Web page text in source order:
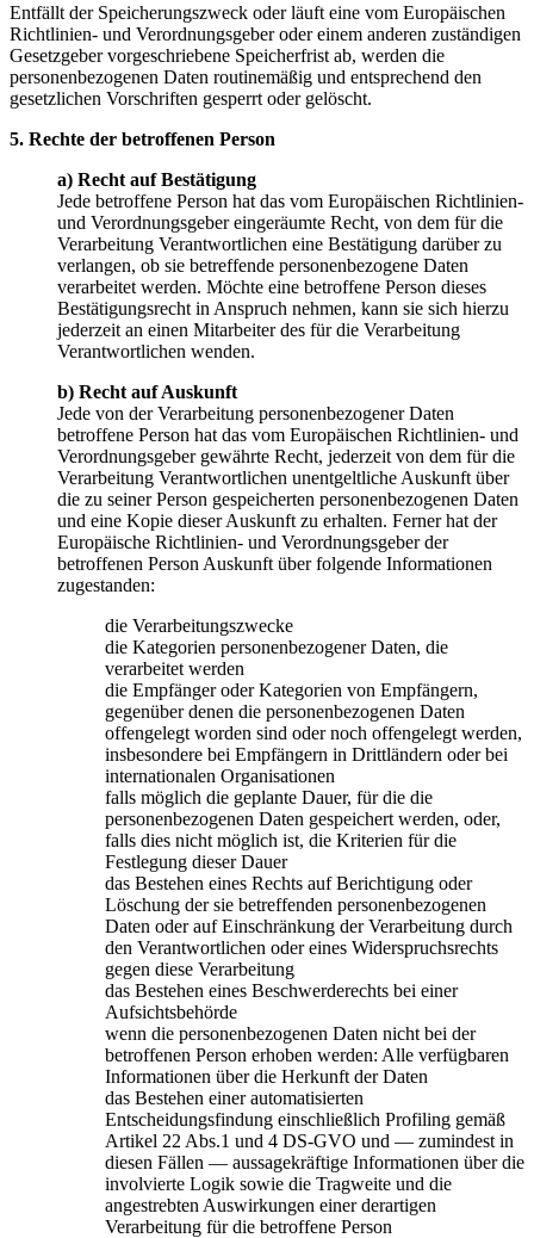
Entfällt der Speicherungszweck oder läuft eine vom Europäischen
Richtlinien- und Verordnungsgeber oder einem anderen zuständigen
Gesetzgeber vorgeschriebene Speicherfrist ab, werden die
personenbezogenen Daten routinemäßig und entsprechend den
gesetzlichen Vorschriften gesperrt oder gelöscht.
5. Rechte der betroffenen Person
a) Recht auf Bestätigung
Jede betroffene Person hat das vom Europäischen Richtlinien-
und Verordnungsgeber eingeräumte Recht, von dem für die
Verarbeitung Verantwortlichen eine Bestätigung darüber zu
verlangen, ob sie betreffende personenbezogene Daten
verarbeitet werden. Möchte eine betroffene Person dieses
Bestätigungsrecht in Anspruch nehmen, kann sie sich hierzu
jederzeit an einen Mitarbeiter des für die Verarbeitung
Verantwortlichen wenden.
b) Recht auf Auskunft
Jede von der Verarbeitung personenbezogener Daten
betroffene Person hat das vom Europäischen Richtlinien- und
Verordnungsgeber gewährte Recht, jederzeit von dem für die
Verarbeitung Verantwortlichen unentgeltliche Auskunft über
die zu seiner Person gespeicherten personenbezogenen Daten
und eine Kopie dieser Auskunft zu erhalten. Ferner hat der
Europäische Richtlinien- und Verordnungsgeber der
betroffenen Person Auskunft über folgende Informationen
zugestanden:
die Verarbeitungszwecke
die Kategorien personenbezogener Daten, die
verarbeitet werden
die Empfänger oder Kategorien von Empfängern,
gegenüber denen die personenbezogenen Daten
offengelegt worden sind oder noch offengelegt werden,
insbesondere bei Empfängern in Drittländern oder bei
internationalen Organisationen
falls möglich die geplante Dauer, für die die
personenbezogenen Daten gespeichert werden, oder,
falls dies nicht möglich ist, die Kriterien für die
Festlegung dieser Dauer
das Bestehen eines Rechts auf Berichtigung oder
Löschung der sie betreffenden personenbezogenen
Daten oder auf Einschränkung der Verarbeitung durch
den Verantwortlichen oder eines Widerspruchsrechts
gegen diese Verarbeitung
das Bestehen eines Beschwerderechts bei einer
Aufsichtsbehörde
wenn die personenbezogenen Daten nicht bei der
betroffenen Person erhoben werden: Alle verfügbaren
Informationen über die Herkunft der Daten
das Bestehen einer automatisierten
Entscheidungsfindung einschließlich Profiling gemäß
Artikel 22 Abs.1 und 4 DS-GVO und — zumindest in
diesen Fällen — aussagekräftige Informationen über die
involvierte Logik sowie die Tragweite und die
angestrebten Auswirkungen einer derartigen
Verarbeitung für die betroffene Person